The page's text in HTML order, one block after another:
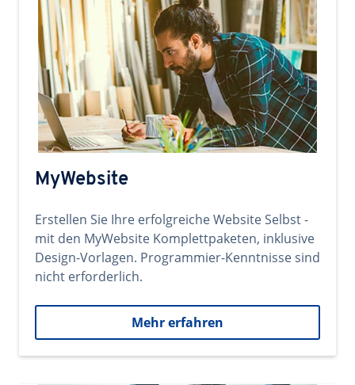
MyWebsite
Erstellen Sie Ihre erfolgreiche Website Selbst -
mit den MyWebsite Komplettpaketen, inklusive
Design-Vorlagen. Programmier-Kenntnisse sind
nicht erforderlich.
Mehr erfahren